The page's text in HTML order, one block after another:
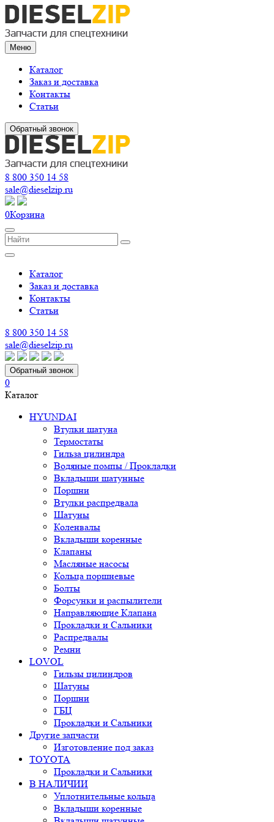
Меню
Каталог
Заказ и доставка
Контакты
Статьи
Обратный звонок
8 800 350 14 58
sale@dieselzip.ru
0Корзина
Каталог
Заказ и доставка
Контакты
Статьи
8 800 350 14 58
sale@dieselzip.ru
Обратный звонок
0
Каталог
HYUNDAI
Втулки шатуна
Термостаты
Гильза цилиндра
Водяные помпы / Прокладки
Вкладыши шатунные
Поршни
Втулки распредвала
Шатуны
Коленвалы
Вкладыши коренные
Клапаны
Масляные насосы
Кольца поршневые
Болты
Форсунки и распылители
Направляющие Клапана
Прокладки и Сальники
Распредвалы
Ремни
LOVOL
Гильзы цилиндров
Шатуны
Поршни
ГБЦ
Прокладки и Сальники
Другие запчасти
Изготовление под заказ
TOYOTA
Прокладки и Сальники
В НАЛИЧИИ
Уплотнительные кольца
Вкладыши коренные